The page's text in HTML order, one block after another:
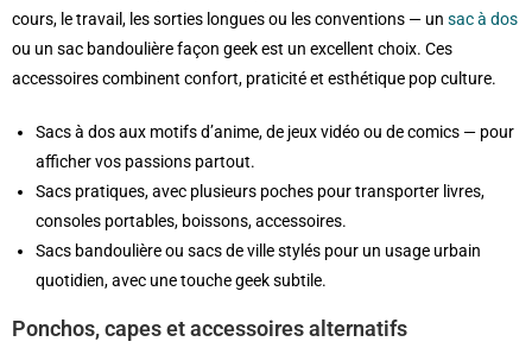
cours, le travail, les sorties longues ou les conventions — un sac à dos
ou un sac bandoulière façon geek est un excellent choix. Ces
accessoires combinent confort, praticité et esthétique pop culture.
Sacs à dos aux motifs d’anime, de jeux vidéo ou de comics — pour
afficher vos passions partout.
Sacs pratiques, avec plusieurs poches pour transporter livres,
consoles portables, boissons, accessoires.
Sacs bandoulière ou sacs de ville stylés pour un usage urbain
quotidien, avec une touche geek subtile.
Ponchos, capes et accessoires alternatifs